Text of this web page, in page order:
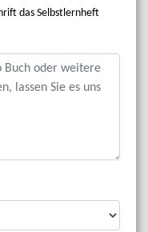
das Selbstlernheft